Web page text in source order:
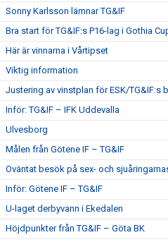
Sonny Karlsson lämnar TG&IF
Bra start för TG&IF:s P16-lag i Gothia
Här är vinnarna i Vårtipset
Viktig information
Justering av vinstplan för ESK/TG&IF:s
Inför: TG&IF – IFK Uddevalla
Ulvesborg
Målen från Götene IF – TG&IF
Oväntat besök på sex- och
Inför: Götene IF – TG&IF
U-laget derbyvann i Ekedalen
Höjdpunkter från TG&IF – Göta BK